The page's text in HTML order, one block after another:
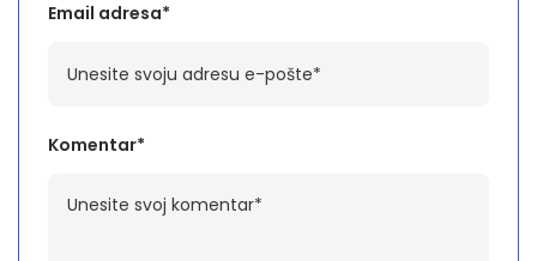
Komentar*
Email adresa*